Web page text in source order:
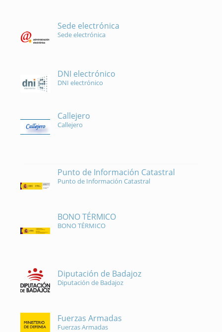
Sede electrónica
Sede electrónica
DNI electrónico
DNI electrónico
Callejero
Callejero
Punto de Información Catastral
Punto de Información Catastral
BONO TÉRMICO
BONO TÉRMICO
Diputación de Badajoz
Diputación de Badajoz
Fuerzas Armadas
Fuerzas Armadas